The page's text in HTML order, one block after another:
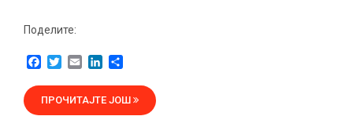
Поделите:
c
e
b
i
t
t
a
i
l
n
k
e
a
r
e
ПРОЧИТАЈТЕ ЈОШ